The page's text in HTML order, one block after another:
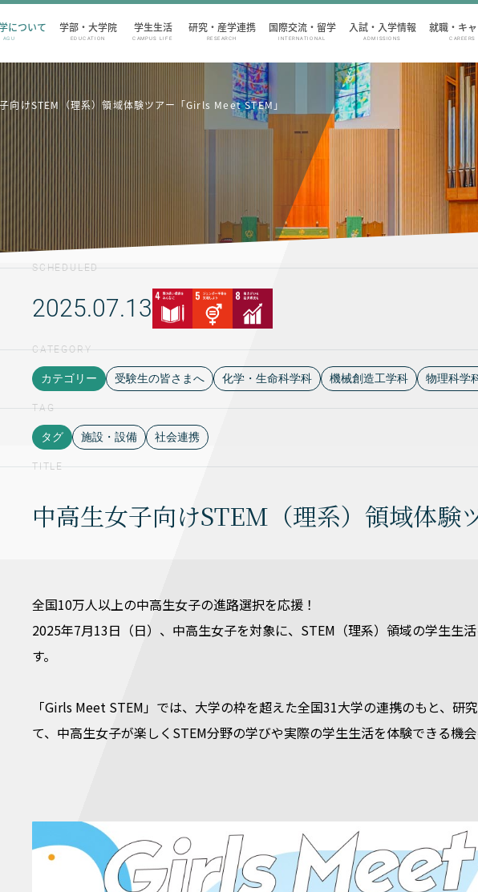
について
AGU
学部・大学院
EDUCATION
学生生活
CAMPUS LIFE
研究・産学連携
RESEARCH
国際交流・留学
INTERNATIONAL
入試・入学情報
ADMISSIONS
就職・キ
CAREERS
向けSTEM（理系）領域体験ツアー「Girls Meet STEM」
SCHEDULED
2025.07.13
CATEGORY
カテゴリー 受験生の皆さまへ 化学・生命科学科 機械創造工学科 物理科学
TAG
タグ 施設・設備 社会連携
TITLE
中高生女子向けSTEM（理系）領域体
全国10万人以上の中高生女子の進路選択を応援！
2025年7月13日（日）、中高生女子を対象に、STEM（理系）領域の学生生
す。
「Girls Meet STEM」では、大学の枠を超えた全国31大学の連携のもと、
て、中高生女子が楽しくSTEM分野の学びや実際の学生生活を体験できる機